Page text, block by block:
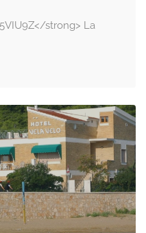
strong> La